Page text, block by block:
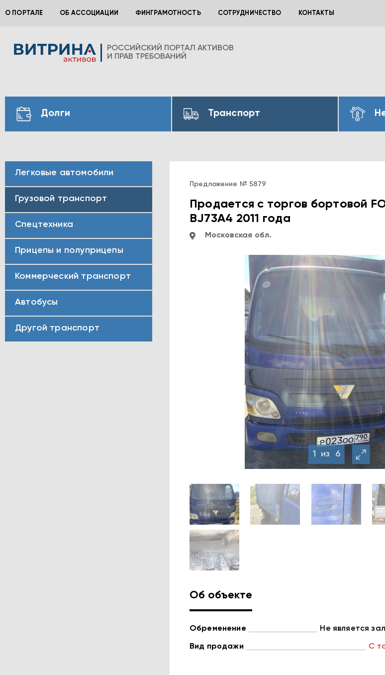
О ПОРТАЛЕ ОБ АССОЦИАЦИИ ФИНГРАМОТНОСТЬ СОТРУДНИЧЕСТВО КОНТАКТЫ
РОССИЙСКИЙ ПОРТАЛ АКТИВОВ
И ПРАВ ТРЕБОВАНИЙ
Долги Транспорт
Легковые автомобили
Грузовой транспорт
Спецтехника
Прицепы и полуприцепы
Коммерческий транспорт
Автобусы
Другой транспорт
Предложение № 5879
Продается с торгов бортовой
BJ73A4 2011 года
Московская обл.
1 из 6
Об объекте
Обременение Не является
Вид продажи С